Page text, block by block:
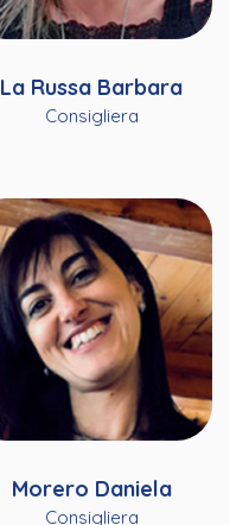
La Russa Barbara
Consigliera
Morero Daniela
Consigliera